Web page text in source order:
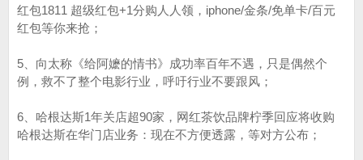
红包1811 超级红包+1分购人人领，iphone/金条/免单卡/百元
红包等你来抢；
5、向太称《给阿嬷的情书》成功率百年不遇，只是偶然个
例，救不了整个电影行业，呼吁行业不要跟风；
6、哈根达斯1年关店超90家，网红茶饮品牌柠季回应将收购
哈根达斯在华门店业务：现在不方便透露，等对方公布；